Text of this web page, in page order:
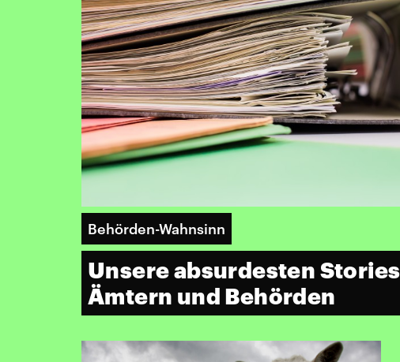
Behörden-Wahnsinn
Unsere absurdesten
Ämtern und Behörden